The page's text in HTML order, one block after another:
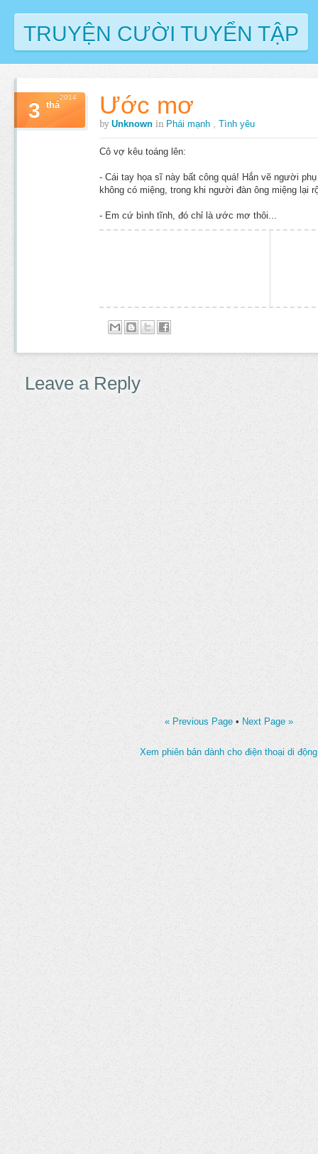
TRUYỆN CƯỜI TUYỂN TẬP
Ước mơ
by Unknown in Phái mạnh , Tình yêu
3 thá
2014
Cô vợ kêu toáng lên:
- Cái tay họa sĩ này bất công quá! Hắn vẽ người
không có miệng, trong khi người đàn ông miệng lại
- Em cứ bình tĩnh, đó chỉ là ước mơ thôi...
Leave a Reply
« Previous Page • Next Page »
Xem phiên bản dành cho điện thoại di động